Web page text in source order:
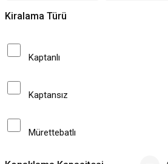
Kiralama Türü
Kaptanlı
Kaptansız
Mürettebatlı